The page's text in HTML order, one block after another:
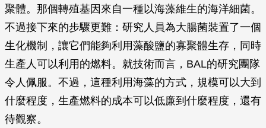
聚體。那個轉殖基因來自一種以海藻維生的海洋細菌。
不過接下來的步驟更難：研究人員為大腸菌裝置了一個
生化機制，讓它們能夠利用藻酸鹽的寡聚體生存，同時
生產人可以利用的燃料。就技術而言，BAL的研究團隊
令人佩服。不過，這種利用海藻的方式，規模可以大到
什麼程度，生產燃料的成本可以低廉到什麼程度，還有
待觀察。